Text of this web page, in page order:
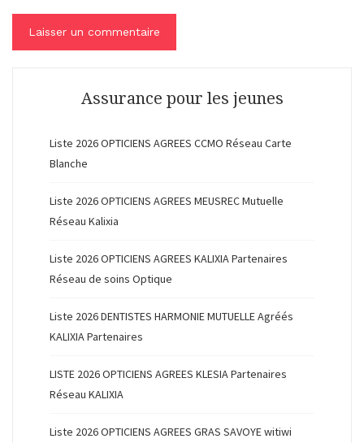
Assurance pour les jeunes
Liste 2026 OPTICIENS AGREES CCMO Réseau Carte
Blanche
Liste 2026 OPTICIENS AGREES MEUSREC Mutuelle
Réseau Kalixia
Liste 2026 OPTICIENS AGREES KALIXIA Partenaires
Réseau de soins Optique
Liste 2026 DENTISTES HARMONIE MUTUELLE Agréés
KALIXIA Partenaires
LISTE 2026 OPTICIENS AGREES KLESIA Partenaires
Réseau KALIXIA
Liste 2026 OPTICIENS AGREES GRAS SAVOYE witiwi